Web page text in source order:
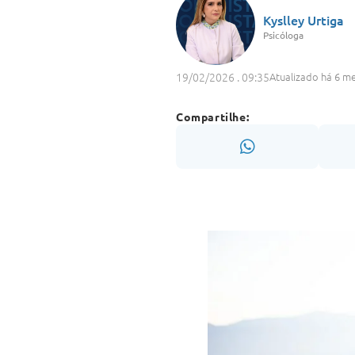
Kyslley Urtiga
Psicóloga
19/02/2026 . 09:35Atualizado há 6
Compartilhe: